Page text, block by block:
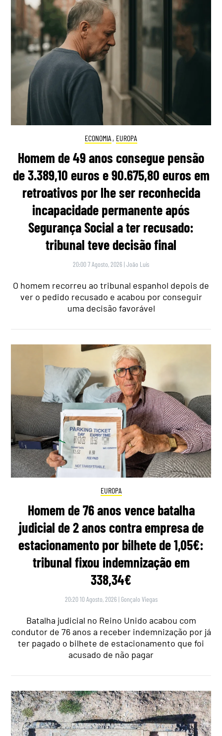
ECONOMIA , EUROPA
Homem de 49 anos consegue pensão
de 3.389,10 euros e 90.675,80 euros em
retroativos por lhe ser reconhecida
incapacidade permanente após
Segurança Social a ter recusado:
tribunal teve decisão final
20:00 7 Agosto, 2026 |João Luís
O homem recorreu ao tribunal espanhol depois de
ver o pedido recusado e acabou por conseguir
uma decisão favorável
EUROPA
Homem de 76 anos vence batalha
judicial de 2 anos contra empresa de
estacionamento por bilhete de 1,05€:
tribunal fixou indemnização em
338,34€
20:20 10 Agosto, 2026 | Gonçalo Viegas
Batalha judicial no Reino Unido acabou com
condutor de 76 anos a receber indemnização por já
ter pagado o bilhete de estacionamento que foi
acusado de não pagar